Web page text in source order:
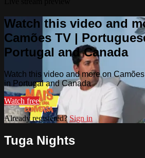
Watch this video and
Camões TV |
Portugal and Canada
Watch this video and more on
in Portugal and Canada
Watch free
Already registered? Sign in
Tuga Nights